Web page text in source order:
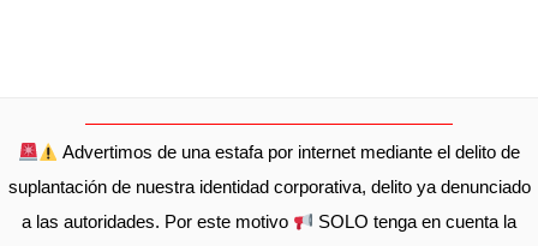
Advertimos de una estafa por internet mediante el delito de
suplantación de nuestra identidad corporativa, delito ya denunciado
a las autoridades. Por este motivo
SOLO tenga en cuenta la